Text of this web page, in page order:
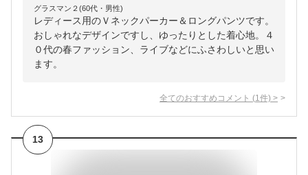
グラスマン２(60代・男性)
レディース用のＶネックパーカー＆ロングパンツです。
おしゃれなデザインですし、ゆったりとした着心地。４
０代の春ファッション、ライブなどにふさわしいと思い
ます。
全てのおすすめコメント (1 件) >
13